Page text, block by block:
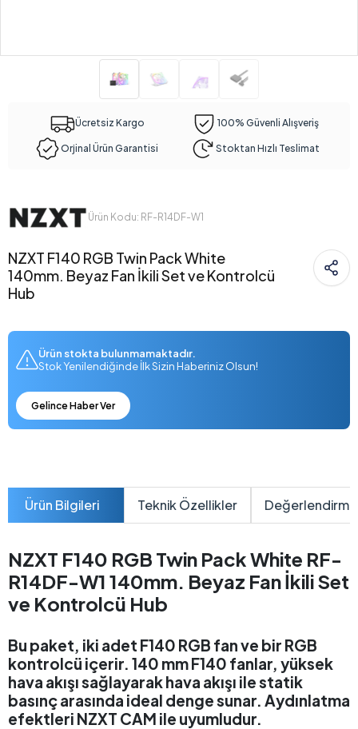
Ücretsiz Kargo 100% Güvenli Alışveriş
Orjinal Ürün Garantisi Stoktan Hızlı Teslimat
Ürün Kodu: RF-R14DF-W1
NZXT F140 RGB Twin Pack White
140mm. Beyaz Fan İkili Set ve Kontrolcü
Hub
Ürün stokta bulunmamaktadır.
Stok Yenilendiğinde İlk Sizin Haberiniz Olsun!
Gelince Haber Ver
Ürün Bilgileri Teknik Özellikler
NZXT F140 RGB Twin Pack White RF-
R14DF-W1 140mm. Beyaz Fan İkili Set
ve Kontrolcü Hub
Bu paket, iki adet F140 RGB fan ve bir RGB
kontrolcü içerir. 140 mm F140 fanlar, yüksek
hava akışı sağlayarak hava akışı ile statik
basınç arasında ideal denge sunar. Aydınlatma
efektleri NZXT CAM ile uyumludur.